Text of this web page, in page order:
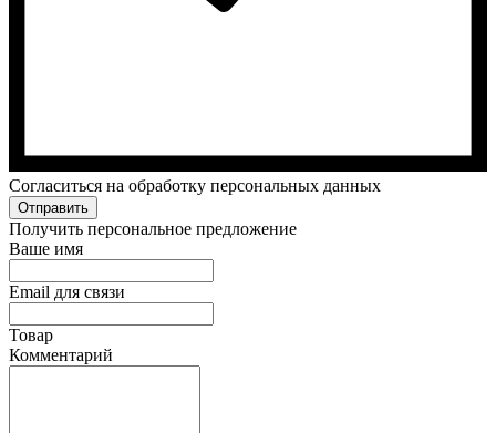
Cогласиться на обработку персональных данных
Отправить
Получить персональное предложение
Ваше имя
Email для связи
Товар
Комментарий